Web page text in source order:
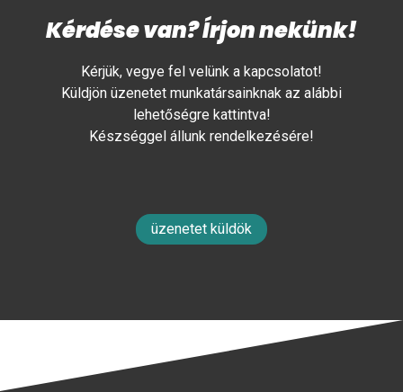
Kérdése van? Írjon nekünk!
Kérjük, vegye fel velünk a kapcsolatot!
Küldjön üzenetet munkatársainknak az alábbi
lehetőségre kattintva!
Készséggel állunk rendelkezésére!
üzenetet küldök